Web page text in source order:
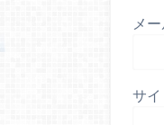
メ
サイ